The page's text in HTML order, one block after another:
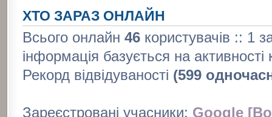
ХТО ЗАРАЗ ОНЛАЙН
Всього онлайн 46користувачів :: 1
інформація базується на
Рекорд відвідуваності (599
Зареєстровані учасники: Google